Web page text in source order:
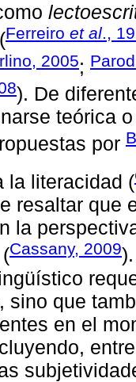
(Ferreiro et al.,
2005;
). De
teórica
por
la literacidad (
resaltar que
la
Cassany, 2009
sino que
en el